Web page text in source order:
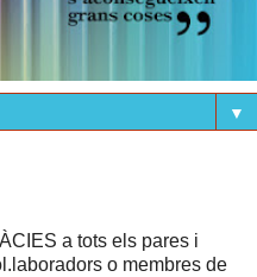
▼
a tots els pares i
o membres de